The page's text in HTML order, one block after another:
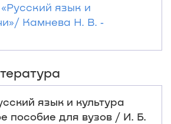
язык и
Камнева Н. В. ‐
язык и культура
пособие для вузов / И. Б.